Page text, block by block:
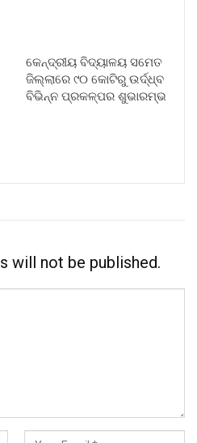
କେନ୍ଦ୍ରୀୟ ବିଦ୍ୟାଳୟ ସମେତ
ଜିଲ୍ଲାରେ ୯୦ କୋଟିରୁ ଉର୍ଦ୍ଧ୍ବ
ବିଭିନ୍ନ ପ୍ରକଳ୍ପର ଶୁଭାରମ୍ଭ
will not be published.